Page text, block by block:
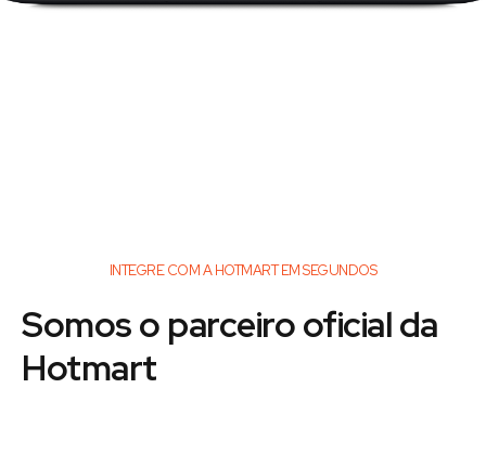
INTEGRE COM A HOTMART EM SEGUNDOS
Somos o parceiro oficial da
Hotmart